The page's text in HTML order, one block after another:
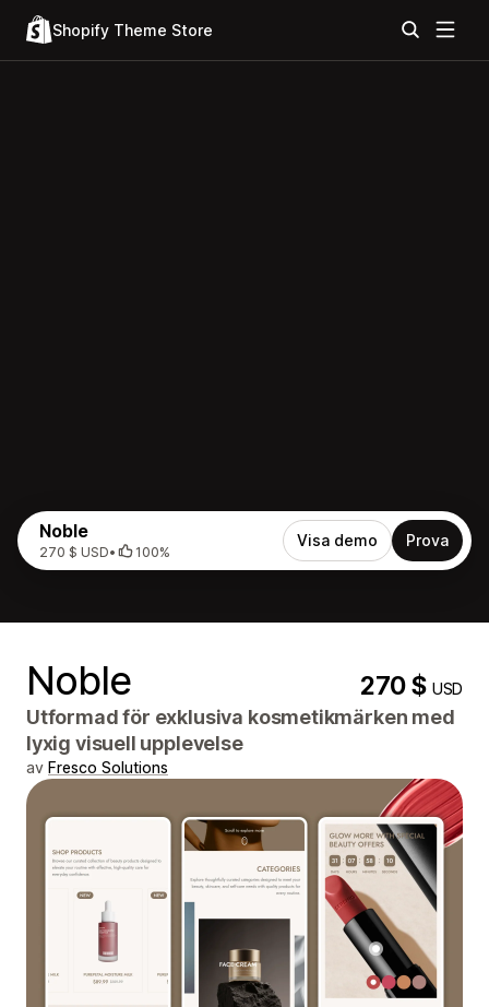
Shopify Theme Store
Noble
270 $ USD• 100%
Visa demo Prova
Noble 270 $USD
Utformad för exklusiva kosmetikmärken med
lyxig visuell upplevelse
av Fresco Solutions